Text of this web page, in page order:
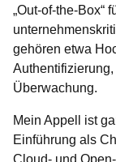
„Out-of-the-Box“
gehören etwa
Überwachung.
Mein Appell ist
Einführung als
Cloud- und